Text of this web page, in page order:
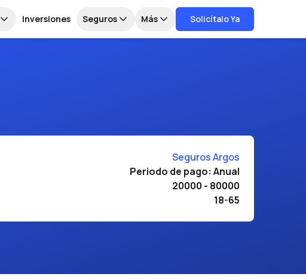
Inversiones Seguros Más Solicítalo Ya
Seguros Argos
Periodo de pago: Anual
20000 - 80000
18-65